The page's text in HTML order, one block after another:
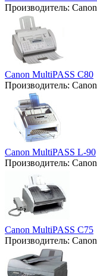
Производитель: Canon
Canon MultiPASS C80
Производитель: Canon
Canon MultiPASS L-90
Производитель: Canon
Canon MultiPASS C75
Производитель: Canon